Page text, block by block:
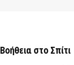
Βοήθεια στο Σπίτι